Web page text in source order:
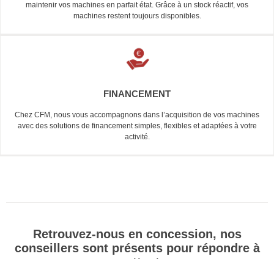
maintenir vos machines en parfait état. Grâce à un stock réactif, vos
machines restent toujours disponibles.
FINANCEMENT
Chez CFM, nous vous accompagnons dans l’acquisition de vos machines
avec des solutions de financement simples, flexibles et adaptées à votre
activité.
Retrouvez-nous en concession, nos
conseillers sont présents pour répondre à